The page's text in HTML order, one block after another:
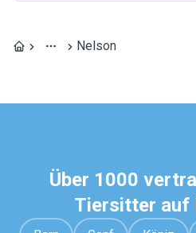
Nelson
Über 1000
Tiersitter auf